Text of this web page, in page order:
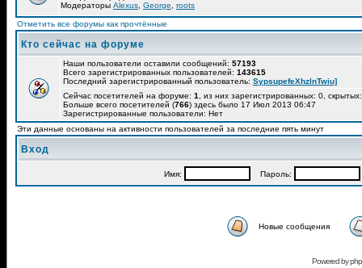
Модераторы Alexus George roots
Отметить все форумы как прочтённые
Кто сейчас на форуме
Наши пользователи оставили сообщений: 57193
Всего зарегистрированных пользователей: 143615
Последний зарегистрированный пользователь: SypsupefeXhzlnTwiu]
Сейчас посетителей на форуме: 1
, из них зарегистрированных: 0,
Больше всего посетителей (766) здесь было 17 Июл 2013 06:47
Зарегистрированные пользователи: Нет
Эти данные основаны на активности пользователей за последние пять минут
Вход
Имя: Пароль:
Новые сообщения
Powered by